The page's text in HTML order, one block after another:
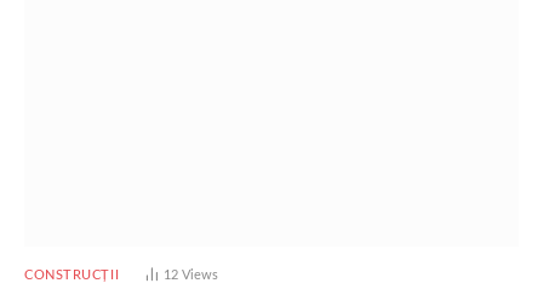
CONSTRUCȚII 12Views